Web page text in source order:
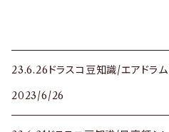
23.6.26ドラスコ豆知識/エアドラム
2023/6/26